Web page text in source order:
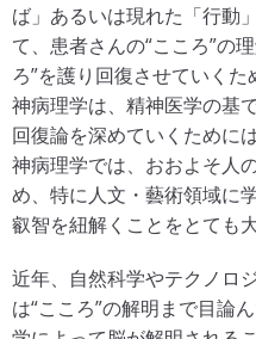
ば」あるいは現れた「行動
て、患者さんの“こころ”の
ろ”を護り回復させていく
神病理学は、精神医学の基
回復論を深めていくために
神病理学では、おおよそ人
め、特に人文・藝術領域に
叡智を紐解くことをとても
近年、自然科学やテクノロ
は“こころ”の解明まで目論